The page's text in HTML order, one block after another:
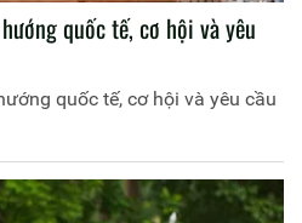
quốc tế, cơ hội và yêu
quốc tế, cơ hội và yêu cầu